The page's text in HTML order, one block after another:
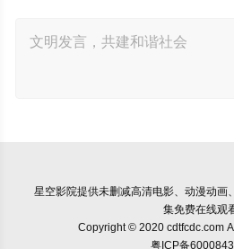
星空影院提供未删减高清电影、动漫动画
集免费在线观
Copyright © 2020 cdtfcdc.com
粤ICP备